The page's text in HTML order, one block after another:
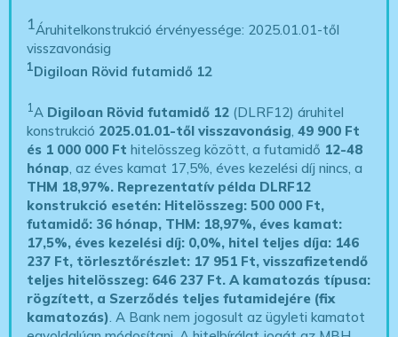
1Áruhitelkonstrukció érvényessége: 2025.01.01-től
visszavonásig
1Digiloan Rövid futamidő 12
1A Digiloan Rövid futamidő 12 (DLRF12) áruhitel
konstrukció 2025.01.01-től visszavonásig,49 900 Ft
és 1 000 000 Ft hitelösszeg között, a futamidő 12-48
hónap, az éves kamat 17,5%, éves kezelési díj nincs, a
THM 18,97%. Reprezentatív példa DLRF12
konstrukció esetén: Hitelösszeg: 500 000 Ft,
futamidő: 36 hónap, THM: 18,97%, éves kamat:
17,5%, éves kezelési díj: 0,0%, hitel teljes díja: 146
237 Ft, törlesztőrészlet: 17 951 Ft, visszafizetendő
teljes hitelösszeg: 646 237 Ft.A kamatozás típusa:
rögzített, a Szerződés teljes futamidejére (fix
kamatozás). A Bank nem jogosult az ügyleti kamatot